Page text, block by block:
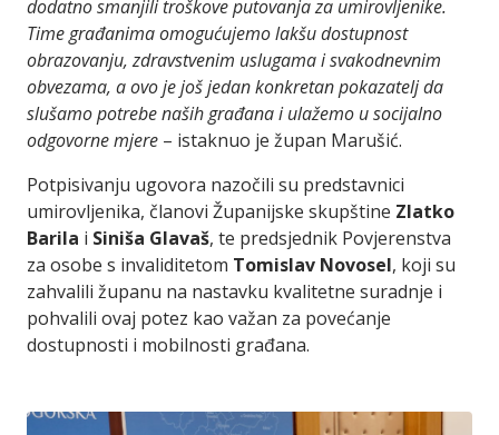
dodatno smanjili troškove putovanja za umirovljenike.
Time građanima omogućujemo lakšu dostupnost
obrazovanju, zdravstvenim uslugama i svakodnevnim
obvezama, a ovo je još jedan konkretan pokazatelj da
slušamo potrebe naših građana i ulažemo u socijalno
odgovorne mjere – istaknuo je župan Marušić.
Potpisivanju ugovora nazočili su predstavnici
umirovljenika, članovi Županijske skupštine Zlatko
Barila i Siniša Glavaš, te predsjednik Povjerenstva
za osobe s invaliditetom Tomislav Novosel, koji su
zahvalili županu na nastavku kvalitetne suradnje i
pohvalili ovaj potez kao važan za povećanje
dostupnosti i mobilnosti građana.